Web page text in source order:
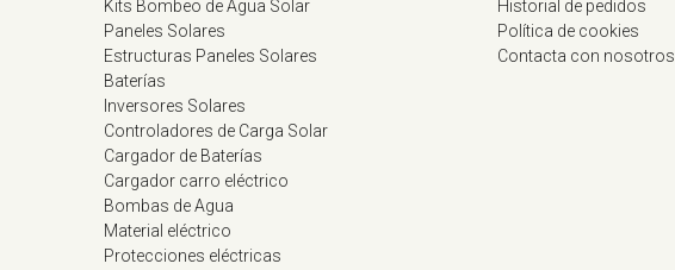
Kits Bombeo de Agua Solar
Paneles Solares
Estructuras Paneles Solares
Baterías
Inversores Solares
Controladores de Carga Solar
Cargador de Baterías
Cargador carro eléctrico
Bombas de Agua
Material eléctrico
Protecciones eléctricas
Historial de pedidos
Política de cookies
Contacta con nosotros